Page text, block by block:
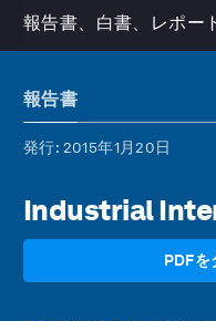
報告書、白書、レポー
報告書
発行: 2015年1月20日
Industrial
PDFを